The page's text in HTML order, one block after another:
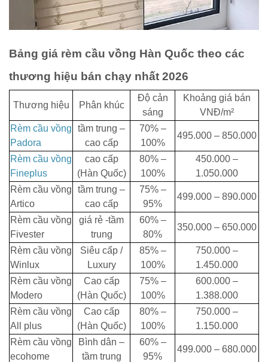
Bảng giá rèm cầu vồng Hàn Quốc theo các
thương hiệu bán chạy nhất 2026
Thương hiệu Phân khúc
Độ cản
sáng
Khoảng giá bán
VNĐ/m²
Rèm cầu vồng
Padora
tầm trung –
cao cấp
70% –
100%
495.000 – 850.000
Rèm cầu vồng
Fineplus
cao cấp
(Hàn Quốc)
80% –
100%
450.000 –
1.050.000
Rèm cầu vồng
Artico
tầm trung –
cao cấp
75% –
95%
499.000 – 890.000
Rèm cầu vồng
Fivester
giá rẻ -tầm
trung
60% –
80%
350.000 – 650.000
Rèm cầu vồng
Winlux
Siêu cấp /
Luxury
85% –
100%
750.000 –
1.450.000
Rèm cầu vồng
Modero
Cao cấp
(Hàn Quốc)
75% –
100%
600.000 –
1.388.000
Rèm cầu vồng
All plus
Cao cấp
(Hàn Quốc)
80% –
100%
750.000 –
1.150.000
Rèm cầu vồng
ecohome
Bình dân –
tầm trung
60% –
95%
499.000 – 680.000